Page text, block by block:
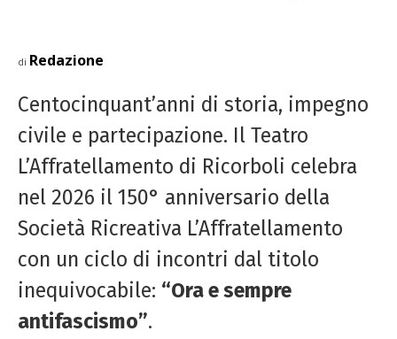
di Redazione
Centocinquant’anni di storia, impegno
civile e partecipazione. Il Teatro
L’Affratellamento di Ricorboli celebra
nel 2026 il 150° anniversario della
Società Ricreativa L’Affratellamento
con un ciclo di incontri dal titolo
inequivocabile: “Ora e sempre
antifascismo”.